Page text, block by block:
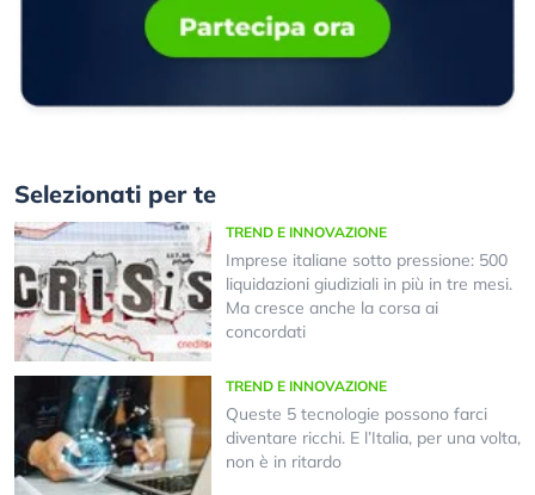
Selezionati per te
TREND E INNOVAZIONE
Imprese italiane sotto pressione: 500
liquidazioni giudiziali in più in tre mesi.
Ma cresce anche la corsa ai
concordati
TREND E INNOVAZIONE
Queste 5 tecnologie possono farci
diventare ricchi. E l’Italia, per una volta,
non è in ritardo